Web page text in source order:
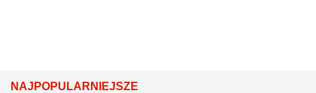
NAJPOPULARNIEJSZE